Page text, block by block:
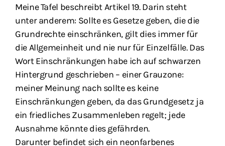
Meine Tafel beschreibt Artikel 19. Darin steht
unter anderem: Sollte es Gesetze geben, die die
Grundrechte einschränken, gilt dies immer für
die Allgemeinheit und nie nur für Einzelfälle. Das
Wort Einschränkungen habe ich auf schwarzen
Hintergrund geschrieben – einer Grauzone:
meiner Meinung nach sollte es keine
Einschränkungen geben, da das Grundgesetz ja
ein friedliches Zusammenleben regelt; jede
Ausnahme könnte dies gefährden.
Darunter befindet sich ein neonfarbenes